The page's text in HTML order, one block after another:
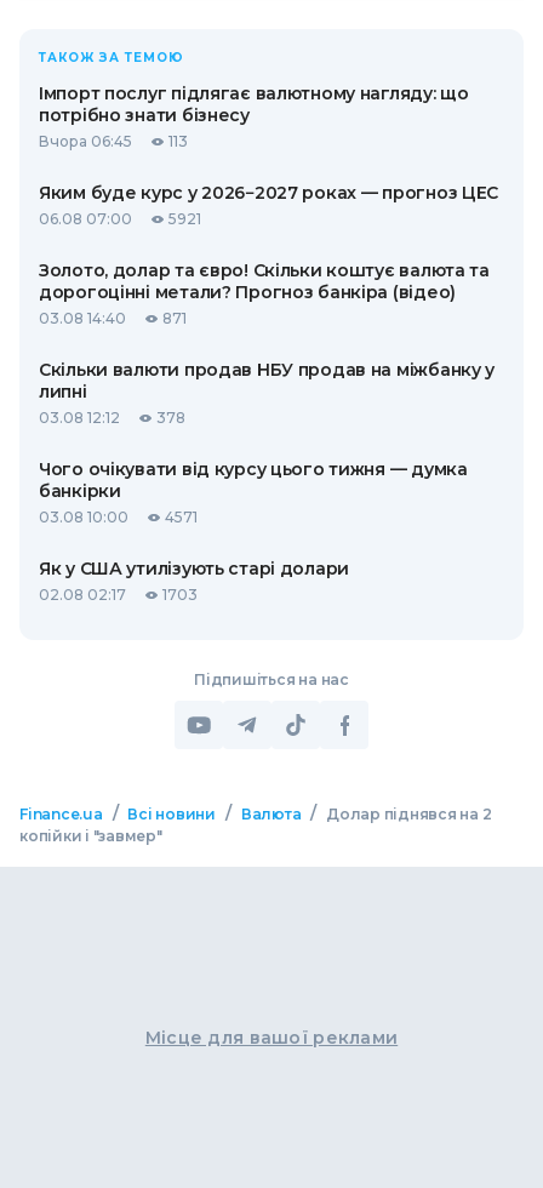
ТАКОЖ ЗА ТЕМОЮ
Імпорт послуг підлягає валютному нагляду: що
потрібно знати бізнесу
Вчора 06:45 113
Яким буде курс у 2026−2027 роках — прогноз ЦЕС
06.08 07:00 5921
Золото, долар та євро! Скільки коштує валюта та
дорогоцінні метали? Прогноз банкіра (відео)
03.08 14:40 871
Скільки валюти продав НБУ продав на міжбанку у
липні
03.08 12:12 378
Чого очікувати від курсу цього тижня — думка
банкірки
03.08 10:00 4571
Як у США утилізують старі долари
02.08 02:17 1703
Підпишіться на нас
Finance.ua / Всі новини / Валюта / Долар піднявся на 2
копійки і "завмер"
Місце для вашої реклами